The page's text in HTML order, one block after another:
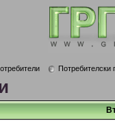
Потребителски